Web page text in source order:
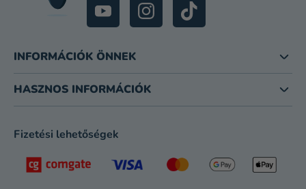
INFORMÁCIÓK ÖNNEK
HASZNOS INFORMÁCIÓK
Fizetési lehetőségek